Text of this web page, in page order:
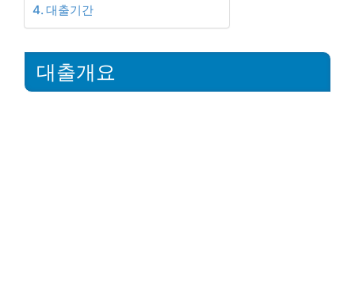
대출기간
대출개요